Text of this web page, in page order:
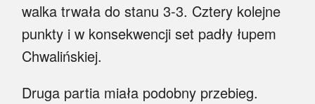
walka trwała do stanu 3-3. Cztery kolejne
punkty i w konsekwencji set padły łupem
Chwalińskiej.
Druga partia miała podobny przebieg.